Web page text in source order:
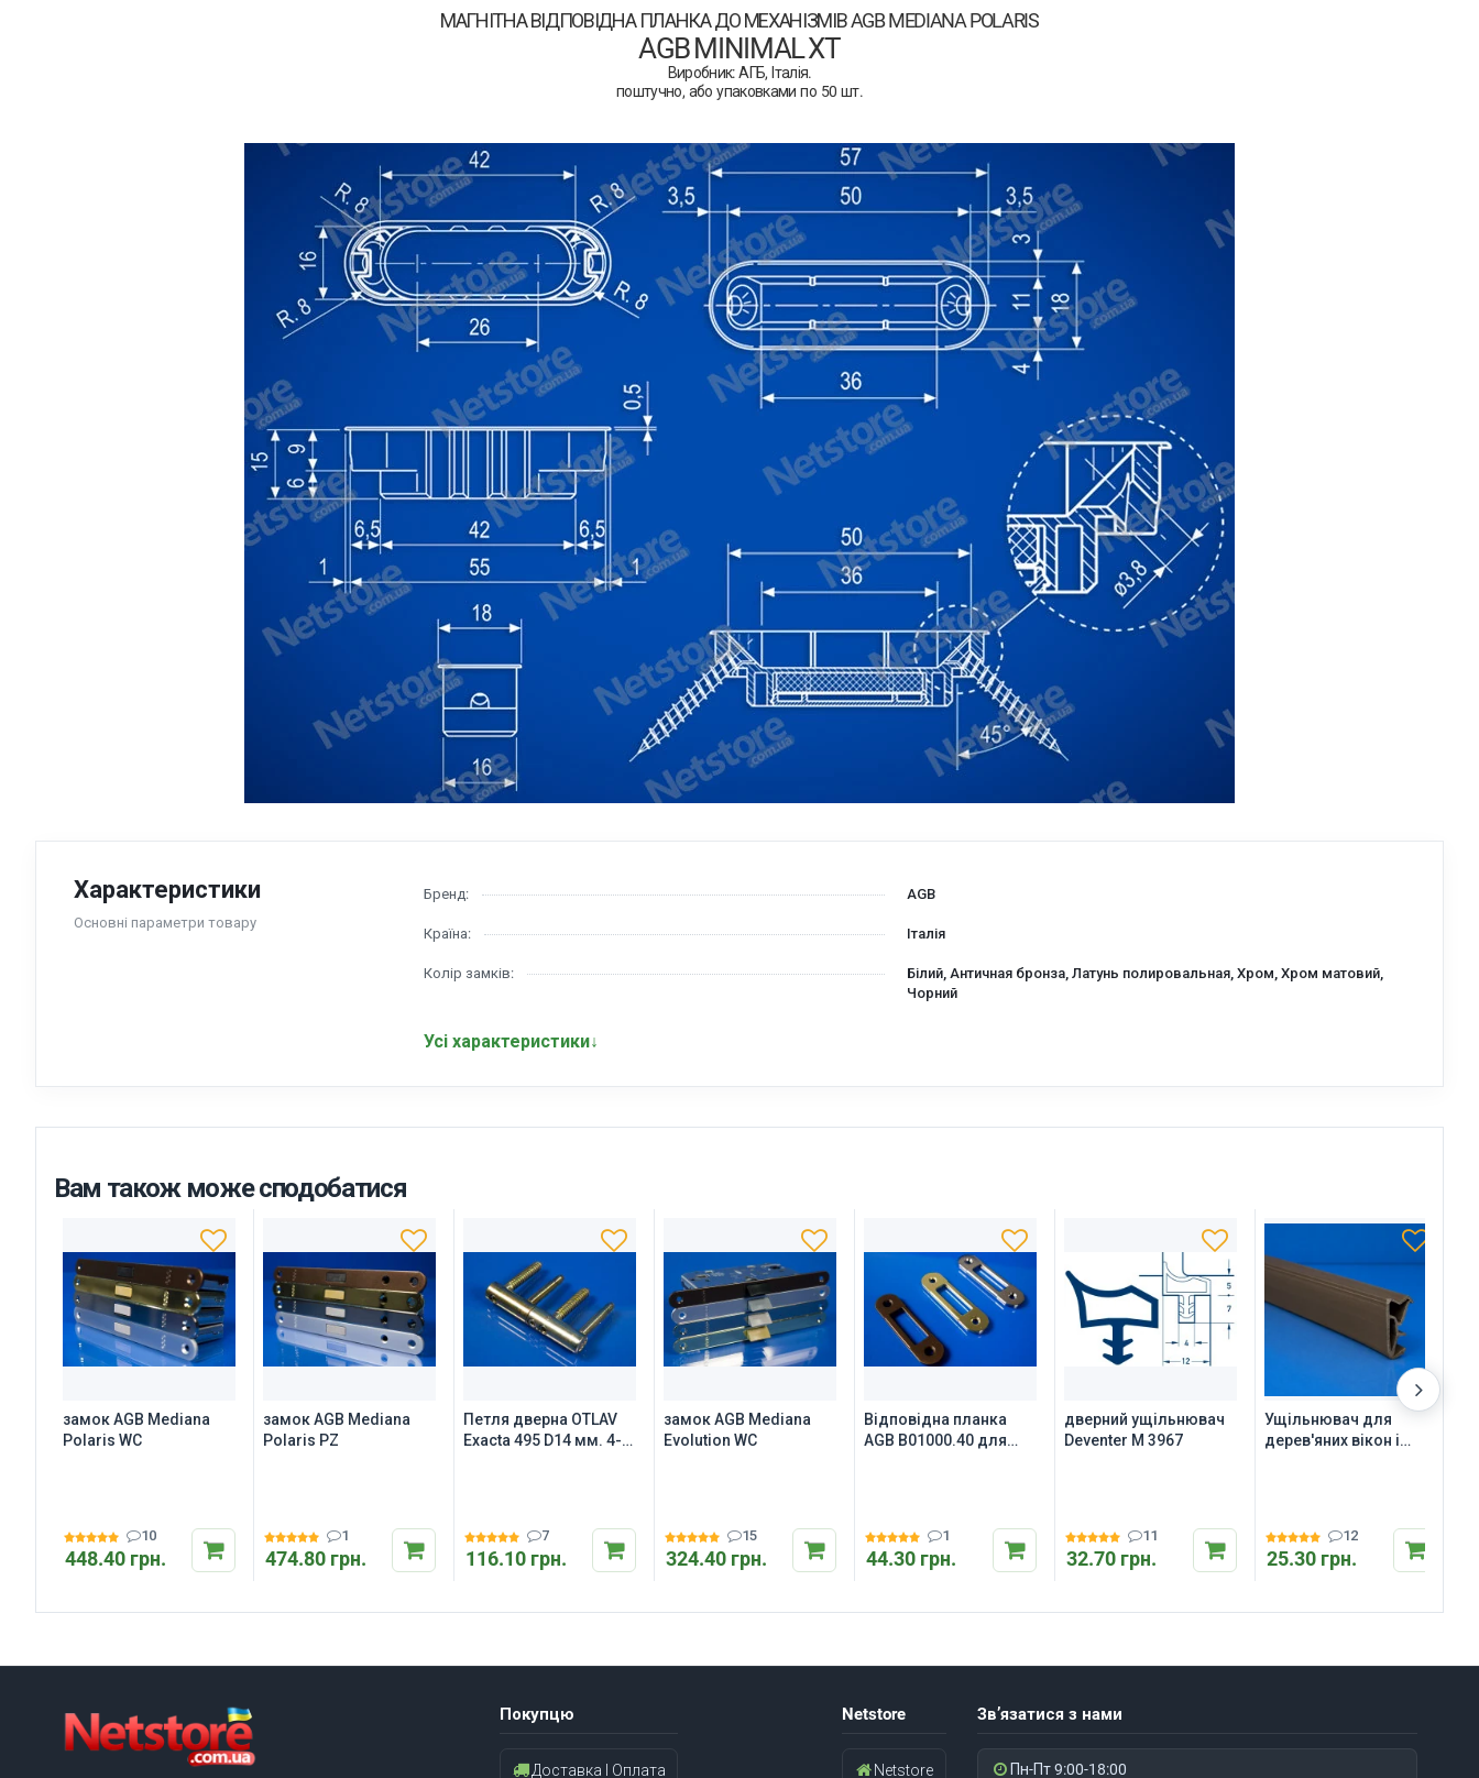
магнітна відповідна планка до механізмів agb mediana polaris
AGB MINIMAL XT
Виробник: АГБ, Італія.
поштучно, або упаковками по 50 шт.
Характеристики
Основні параметри товару
Бренд: AGB
Країна: Італія
Колір замків:
Білий, Античная бронза, Латунь полировальная, Хром, Хром матовий,
Чорний
Усі характеристики↓
Вам також може сподобатися
замок AGB Mediana
Polaris WC
448.40 грн.
10
замок AGB Mediana
Polaris PZ
474.80 грн.
1
Петля дверна OTLAV
Exacta 495 D14 мм. 4-
116.10 грн.
7
замок AGB Mediana
Evolution WC
324.40 грн.
15
Відповідна планка
AGB B01000.40 для
44.30 грн.
1
дверний ущільнювач
Deventer M 3967
32.70 грн.
11
Ущільнювач для
дерев'яних вікон і
25.30 грн.
12
Покупцю
Доставка І Оплата
Netstore
Netstore
Зв’язатися з нами
Пн-Пт 9:00-18:00